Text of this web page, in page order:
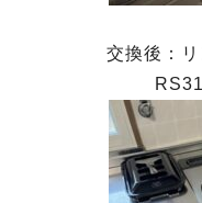
交換後：